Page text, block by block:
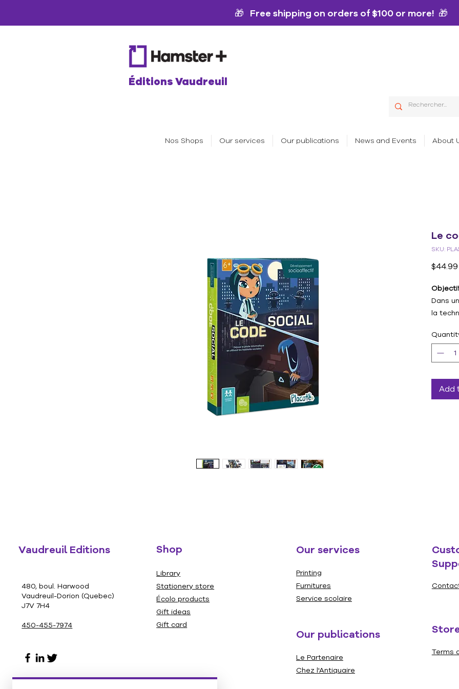
🎁 Free shipping on orders of $100 or more! 🎁
Éditions Vaudreuil
Nos Shops Our services Our publications News and Events About
Le
SKU:
$44.99
Dans
la
rendre
qu’un
Add
Vaudreuil Editions
480, boul. Harwood
Vaudreuil-Dorion (Quebec)
J7V 7H4
450-455-7974
Shop
Library
Stationery store
Écolo products
Gift ideas
Gift card
Our services
Printing
Furnitures
Service scolaire
Our publications
Le Partenaire
Chez l'Antiquaire
Terms